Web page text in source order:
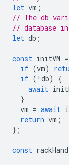
let vm ;
// The db
// database
let db ;
const initVM =
if (vm)
if ( ! db)
{
await
}
vm = await
return vm ;
};
const